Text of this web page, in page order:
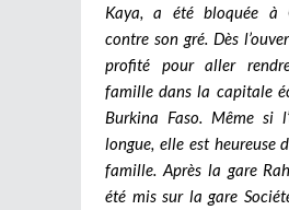
Kaya, a été bloquée à
contre son gré. Dès
profité pour aller
famille dans la capitale
Burkina Faso. Même si
longue, elle est heureuse
famille. Après la gare
été mis sur la gare